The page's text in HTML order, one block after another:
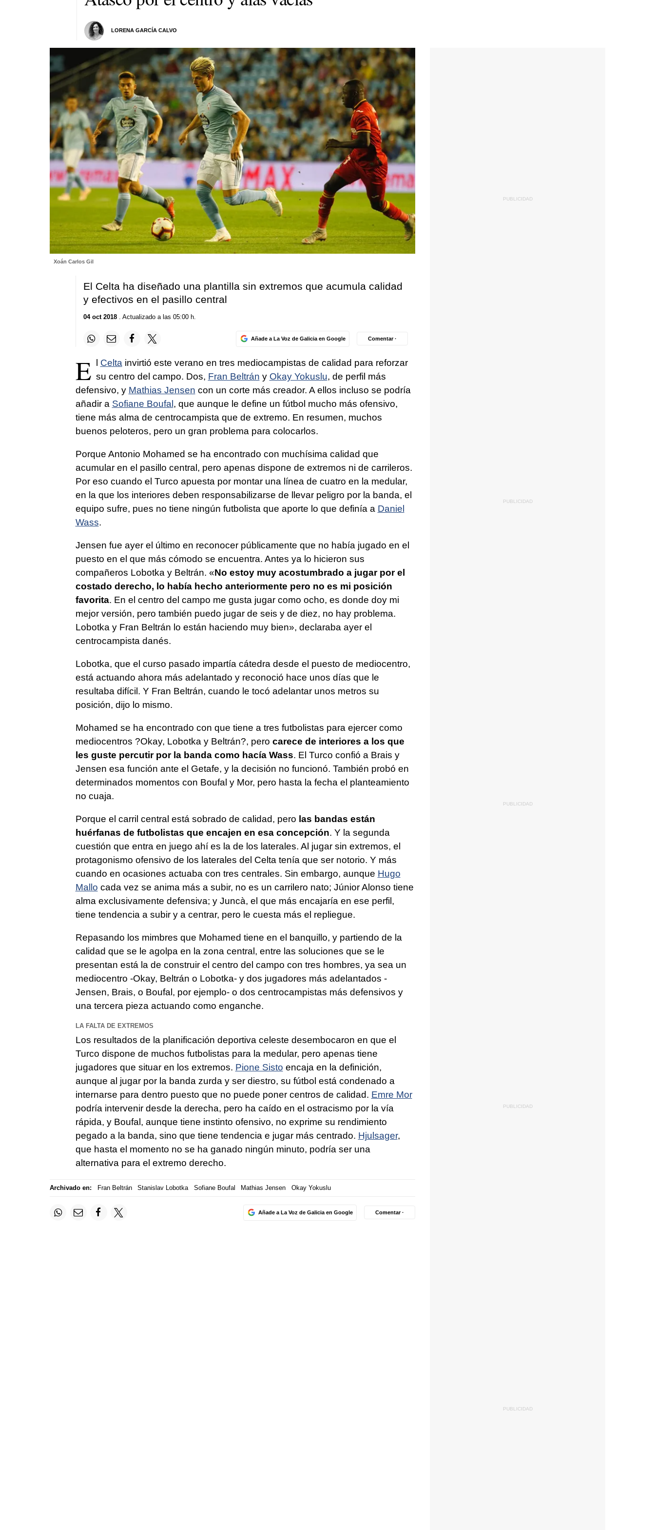
LORENA GARCÍA CALVO
Xoán Carlos Gil
El Celta ha diseñado una plantilla sin extremos que acumula calidad
y efectivos en el pasillo central
04 oct 2018. Actualizado a las 05:00 h.
Añade a La Voz de Galicia en Google Comentar ·
E Celtainvirtió este verano en tres mediocampistas de calidad para reforzar
su centro del campo. Dos, Fran Beltrán y Okay Yokuslu, de perfil más
defensivo, y Mathias Jensen con un corte más creador. A ellos incluso se podría
añadir a Sofiane Boufal , que aunque le define un fútbol mucho más ofensivo,
tiene más alma de centrocampista que de extremo. En resumen, muchos
buenos peloteros, pero un gran problema para colocarlos.
Porque Antonio Mohamed se ha encontrado con muchísima calidad que
acumular en el pasillo central, pero apenas dispone de extremos ni de carrileros.
Por eso cuando el Turco apuesta por montar una línea de cuatro en la medular,
en la que los interiores deben responsabilizarse de llevar peligro por la banda, el
equipo sufre, pues no tiene ningún futbolista que aporte lo que definía a Daniel
Wass.
Jensen fue ayer el último en reconocer públicamente que no había jugado en el
puesto en el que más cómodo se encuentra. Antes ya lo hicieron sus
compañeros Lobotka y Beltrán. «No estoy muy acostumbrado a jugar por el
costado derecho, lo había hecho anteriormente pero no es mi posición
favorita. En el centro del campo me gusta jugar como ocho, es donde doy mi
mejor versión, pero también puedo jugar de seis y de diez, no hay problema.
Lobotka y Fran Beltrán lo están haciendo muy bien», declaraba ayer el
centrocampista danés.
Lobotka, que el curso pasado impartía cátedra desde el puesto de mediocentro,
está actuando ahora más adelantado y reconoció hace unos días que le
resultaba difícil. Y Fran Beltrán, cuando le tocó adelantar unos metros su
posición, dijo lo mismo.
Mohamed se ha encontrado con que tiene a tres futbolistas para ejercer como
mediocentros ?Okay, Lobotka y Beltrán?, pero carece de interiores a los que
les guste percutir por la banda como hacía Wass. El Turco confió a Brais y
Jensen esa función ante el Getafe, y la decisión no funcionó. También probó en
determinados momentos con Boufal y Mor, pero hasta la fecha el planteamiento
no cuaja.
Porque el carril central está sobrado de calidad, pero las bandas están
huérfanas de futbolistas que encajen en esa concepción. Y la segunda
cuestión que entra en juego ahí es la de los laterales. Al jugar sin extremos, el
protagonismo ofensivo de los laterales del Celta tenía que ser notorio. Y más
cuando en ocasiones actuaba con tres centrales. Sin embargo, aunque Hugo
Mallo cada vez se anima más a subir, no es un carrilero nato; Júnior Alonso tiene
alma exclusivamente defensiva; y Juncà, el que más encajaría en ese perfil,
tiene tendencia a subir y a centrar, pero le cuesta más el repliegue.
Repasando los mimbres que Mohamed tiene en el banquillo, y partiendo de la
calidad que se le agolpa en la zona central, entre las soluciones que se le
presentan está la de construir el centro del campo con tres hombres, ya sea un
mediocentro -Okay, Beltrán o Lobotka- y dos jugadores más adelantados -
Jensen, Brais, o Boufal, por ejemplo- o dos centrocampistas más defensivos y
una tercera pieza actuando como enganche.
LA FALTA DE EXTREMOS
Los resultados de la planificación deportiva celeste desembocaron en que el
Turco dispone de muchos futbolistas para la medular, pero apenas tiene
jugadores que situar en los extremos. Pione Sisto encaja en la definición,
aunque al jugar por la banda zurda y ser diestro, su fútbol está condenado a
internarse para dentro puesto que no puede poner centros de calidad. Emre Mor
podría intervenir desde la derecha, pero ha caído en el ostracismo por la vía
rápida, y Boufal, aunque tiene instinto ofensivo, no exprime su rendimiento
pegado a la banda, sino que tiene tendencia e jugar más centrado. Hjulsager,
que hasta el momento no se ha ganado ningún minuto, podría ser una
alternativa para el extremo derecho.
Archivado en: Fran Beltrán Stanislav Lobotka Sofiane Boufal Mathias Jensen Okay Yokuslu
Añade a La Voz de Galicia en Google Comentar ·